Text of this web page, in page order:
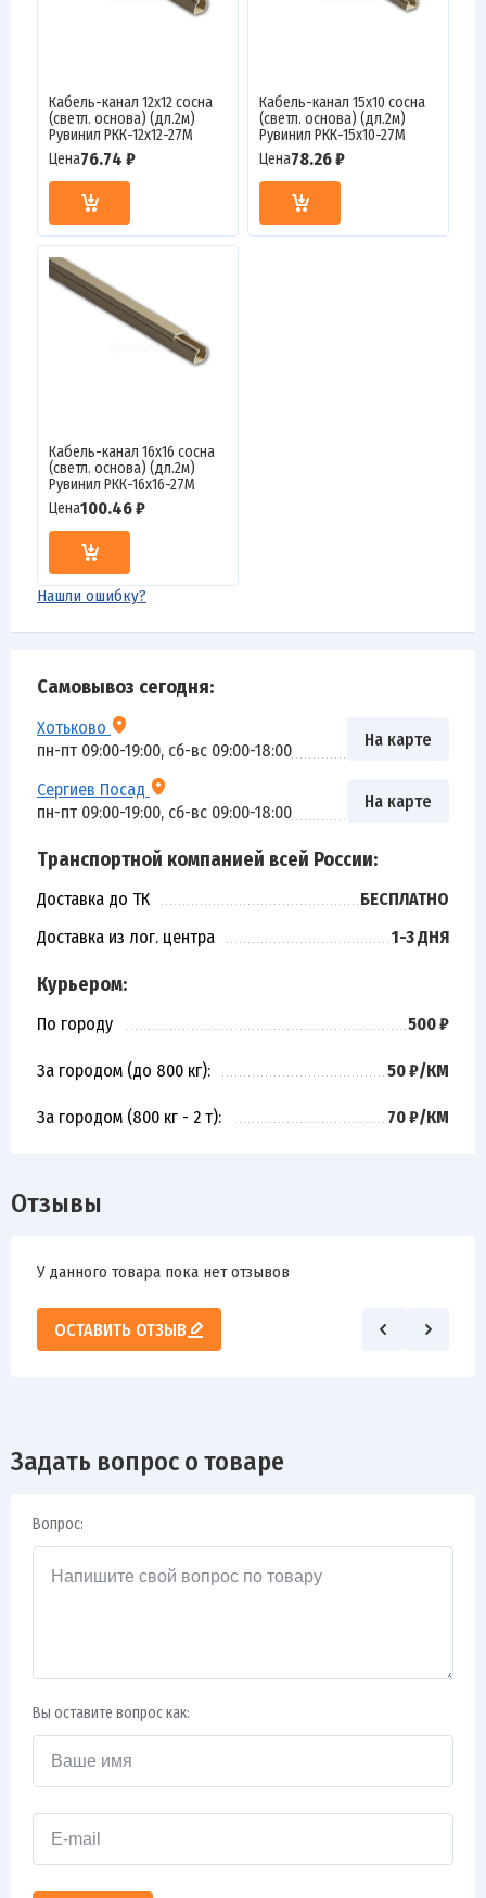
Самовывоз сегодня:
Хотьково
пн-пт 09:00-19:00, сб-вс 09:00-18:00
На карте
Сергиев Посад
пн-пт 09:00-19:00, сб-вс 09:00-18:00
На карте
Транспортной компанией всей России:
Доставка до ТК
БЕСПЛАТНО
Доставка из лог. центра
1-3 ДНЯ
Курьером:
По городу 500 ₽
За городом (до 800 кг): 50 ₽/КМ
За городом (800 кг - 2 т): 70 ₽/КМ
Кабель-канал 12х12 сосна
(светл. основа) (дл.2м)
Рувинил РКК-12х12-27М
Цена76.74 ₽
Кабель-канал 15х10 сосна
(светл. основа) (дл.2м)
Рувинил РКК-15х10-27М
Цена78.26 ₽
Кабель-канал 16х16 сосна
(светл. основа) (дл.2м)
Рувинил РКК-16х16-27М
Цена100.46 ₽
Нашли ошибку?
Отзывы
У данного товара пока нет отзывов
ОСТАВИТЬ ОТЗЫВ
Задать вопрос о товаре
Вопрос:
Вы оставите вопрос как: